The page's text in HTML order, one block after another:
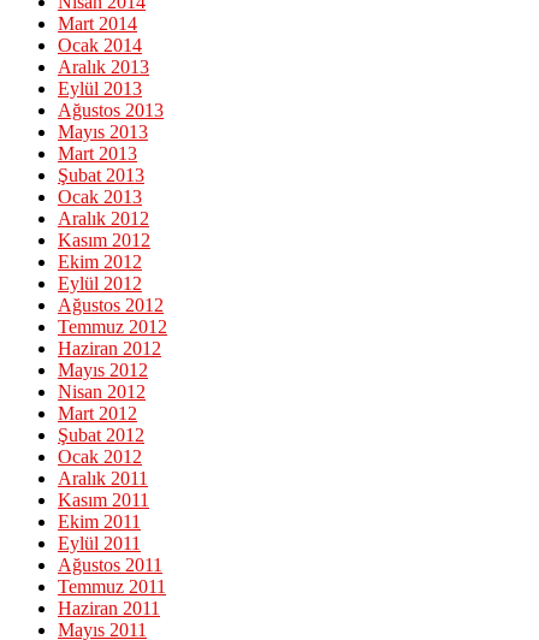
Mart 2014
Ocak 2014
Aralık 2013
Eylül 2013
Ağustos 2013
Mayıs 2013
Mart 2013
Şubat 2013
Ocak 2013
Aralık 2012
Kasım 2012
Ekim 2012
Eylül 2012
Ağustos 2012
Temmuz 2012
Haziran 2012
Mayıs 2012
Nisan 2012
Mart 2012
Şubat 2012
Ocak 2012
Aralık 2011
Kasım 2011
Ekim 2011
Eylül 2011
Ağustos 2011
Temmuz 2011
Haziran 2011
Mayıs 2011